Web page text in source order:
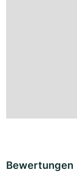
Bewertungen